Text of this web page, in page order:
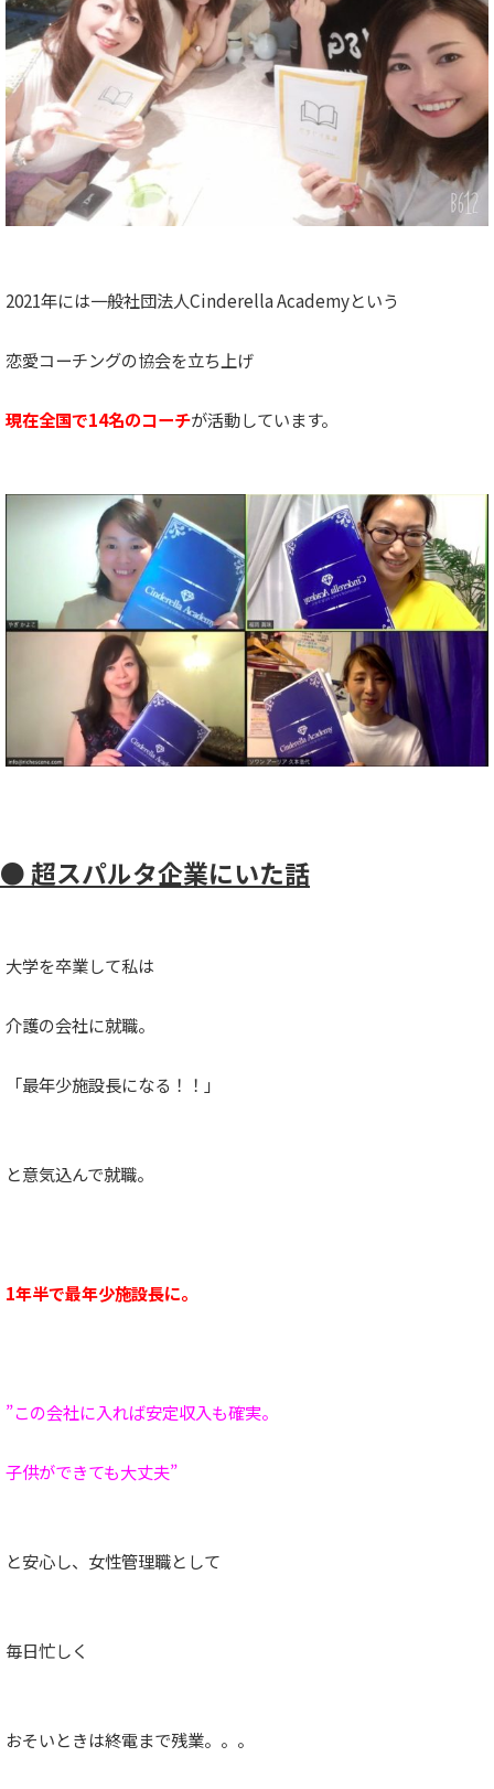
2021年には一般社団法人Cinderella Academyという
恋愛コーチングの協会を立ち上げ
現在全国で14名のコーチが活動しています。
● 超スパルタ企業にいた話
大学を卒業して私は
介護の会社に就職。
「最年少施設長になる！！」
と意気込んで就職。
1年半で最年少施設長に。
”この会社に入れば安定収入も確実。
子供ができても大丈夫”
と安心し、女性管理職として
毎日忙しく
おそいときは終電まで残業。。。